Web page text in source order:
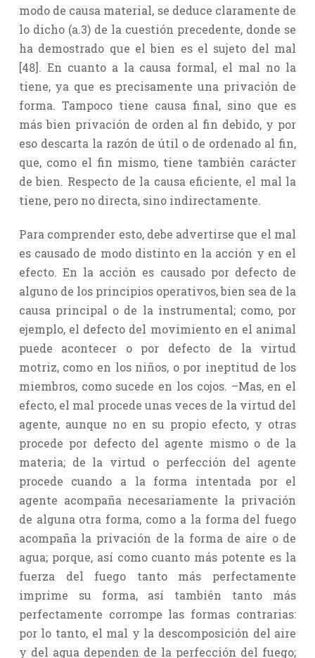
modo de causa material, se deduce claramente de
lo dicho (a.3) de la cuestión precedente, donde se
ha demostrado que el bien es el sujeto del mal
[48]. En cuanto a la causa formal, el mal no la
tiene, ya que es precisamente una privación de
forma. Tampoco tiene causa final, sino que es
más bien privación de orden al fin debido, y por
eso descarta la razón de útil o de ordenado al fin,
que, como el fin mismo, tiene también carácter
de bien. Respecto de la causa eficiente, el mal la
tiene, pero no directa, sino indirectamente.
Para comprender esto, debe advertirse que el mal
es causado de modo distinto en la acción y en el
efecto. En la acción es causado por defecto de
alguno de los principios operativos, bien sea de la
causa principal o de la instrumental; como, por
ejemplo, el defecto del movimiento en el animal
puede acontecer o por defecto de la virtud
motriz, como en los niños, o por ineptitud de los
miembros, como sucede en los cojos. –Mas, en el
efecto, el mal procede unas veces de la virtud del
agente, aunque no en su propio efecto, y otras
procede por defecto del agente mismo o de la
materia; de la virtud o perfección del agente
procede cuando a la forma intentada por el
agente acompaña necesariamente la privación
de alguna otra forma, como a la forma del fuego
acompaña la privación de la forma de aire o de
agua; porque, así como cuanto más potente es la
fuerza del fuego tanto más perfectamente
imprime su forma, así también tanto más
perfectamente corrompe las formas contrarias:
por lo tanto, el mal y la descomposición del aire
y del agua dependen de la perfección del fuego;